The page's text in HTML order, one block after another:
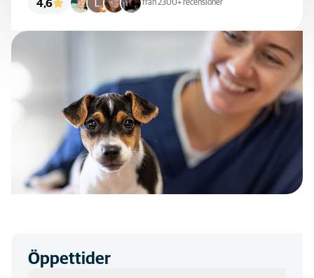
4,6 från 2300+ recensioner
Öppettider